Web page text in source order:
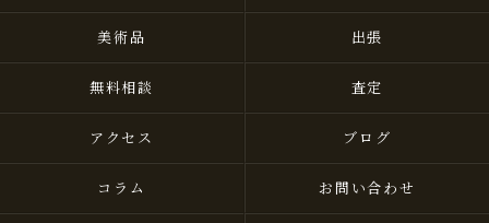
美術品 出張
無料相談 査定
アクセス ブログ
コラム お問い合わせ